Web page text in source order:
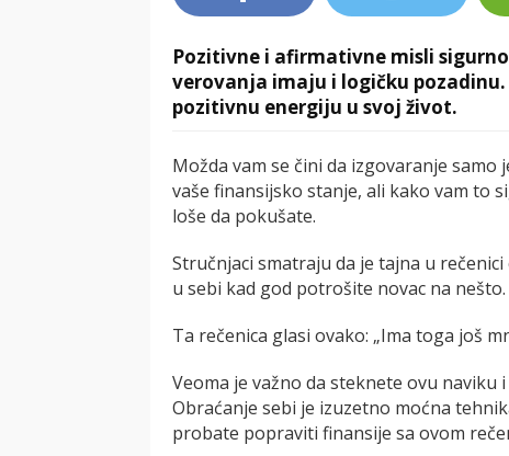
Pozitivne i afirmativne misli
verovanja imaju i logičku
pozitivnu energiju u svoj život.
Možda vam se čini da izgovaranje
vaše finansijsko stanje, ali kako vam to
loše da pokušate.
Stručnjaci smatraju da je tajna u
u sebi kad god potrošite novac na nešto.
Ta rečenica glasi ovako: „Ima toga još
Veoma je važno da steknete ovu naviku
Obraćanje sebi je izuzetno moćna
probate popraviti finansije sa ovom